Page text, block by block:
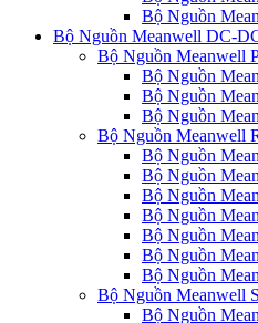
Bộ Nguồn
Bộ Nguồn Meanwell DC-
Bộ Nguồn Meanwell
Bộ Nguồn
Bộ Nguồn
Bộ Nguồn
Bộ Nguồn Meanwell
Bộ Nguồn
Bộ Nguồn
Bộ Nguồn
Bộ Nguồn
Bộ Nguồn
Bộ Nguồn
Bộ Nguồn
Bộ Nguồn Meanwell
Bộ Nguồn